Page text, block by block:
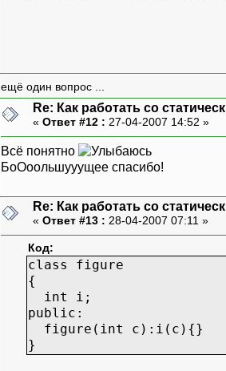
ещё один вопрос ...
Re: Как работать со
« Ответ #12 : 27-04-2007 14:52 »
Всё понятно
БоОоольшууущее спасибо!
Re: Как работать со
« Ответ #13 : 28-04-2007 07:11 »
Код:
class figure
{
int i;
public:
figure(int c):i(c){}
}